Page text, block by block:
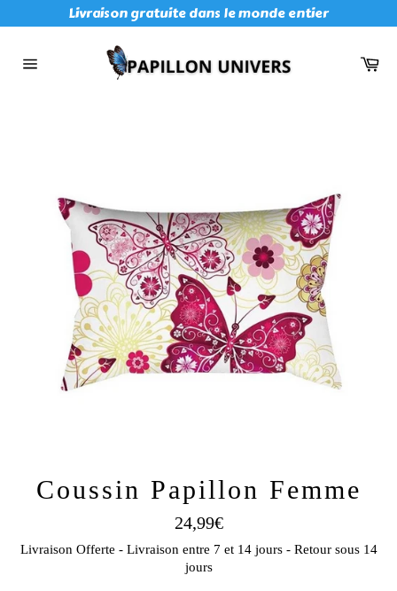
au
Livraison gratuite dans le monde entier
Coussin Papillon Femme
Prix
régulier
24,99€
Livraison Offerte - Livraison entre 7 et 14 jours - Retour sous 14
jours